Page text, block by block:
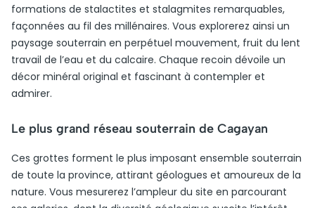
formations de stalactites et stalagmites remarquables,
façonnées au fil des millénaires. Vous explorerez ainsi un
paysage souterrain en perpétuel mouvement, fruit du lent
travail de l’eau et du calcaire. Chaque recoin dévoile un
décor minéral original et fascinant à contempler et
admirer.
Le plus grand réseau souterrain de Cagayan
Ces grottes forment le plus imposant ensemble souterrain
de toute la province, attirant géologues et amoureux de la
nature. Vous mesurerez l’ampleur du site en parcourant